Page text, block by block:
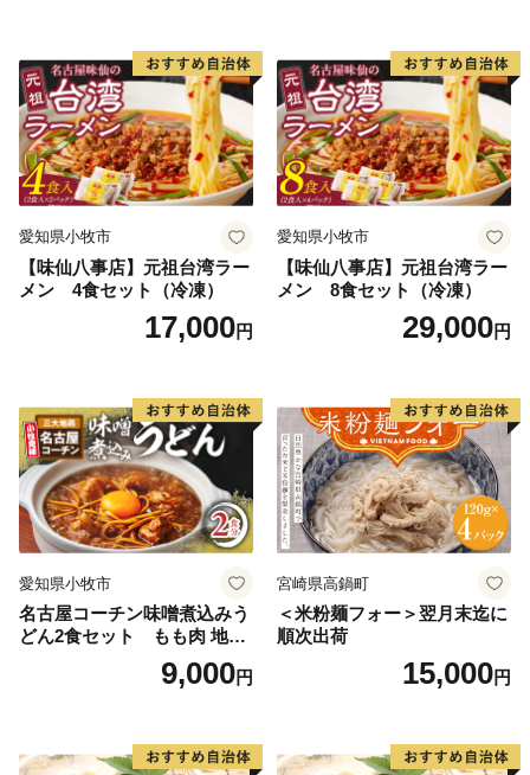
愛知県小牧市
【味仙八事店】元祖台湾ラー
メン 4食セット（冷凍）
17,000円
愛知県小牧市
【味仙八事店】元祖台湾ラー
メン 8食セット（冷凍）
29,000円
愛知県小牧市
名古屋コーチン味噌煮込みう
どん2食セット もも肉 地鶏
9,000円
宮崎県高鍋町
＜米粉麺フォー＞翌月末迄に
順次出荷
15,000円